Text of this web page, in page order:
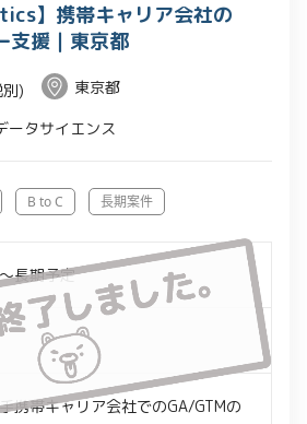
媒体の開発ディレクション
ービスの立ち上げの開発ディレク
ンを担当していただきます。
門の「やりたいこと」を簡易要件
落とし込み、開発ベンダー管理・
クション管理全般を含みます。コ
書けなくても、プログラムやDBの
の理解レベルがあれば問題ありませ
】携帯キャリア会社の
支援｜東京都
)
東京都
ータサイエンス
B to C 長期案件
長期予定
携帯キャリア会社でのGA/GTMの